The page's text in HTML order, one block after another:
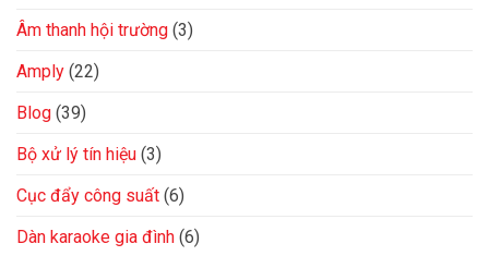
Âm thanh hội trường (3)
Amply (22)
Blog (39)
Bộ xử lý tín hiệu (3)
Cục đẩy công suất (6)
Dàn karaoke gia đình (6)